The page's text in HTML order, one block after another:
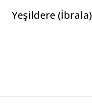
Yeşildere (İbrala)